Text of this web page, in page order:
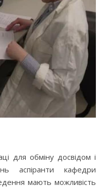
для обміну досвідом і
аспіранти кафедри
мають можливість